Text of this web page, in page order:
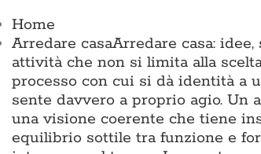
Home
Arredare casaArredare casa:
attività che non si limita alla
processo con cui si dà identità a
sente davvero a proprio agio. Un
una visione coerente che tiene
equilibrio sottile tra funzione e